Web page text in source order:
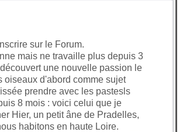
sur le Forum.
mais ne travaille plus depuis 3
une nouvelle passion le
oiseaux d'abord comme sujet
prendre avec les pastesls
8 mois : voici celui que je
Hier, un petit âne de Pradelles,
habitons en haute Loire.